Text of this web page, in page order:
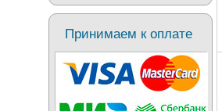
Принимаем к оплате